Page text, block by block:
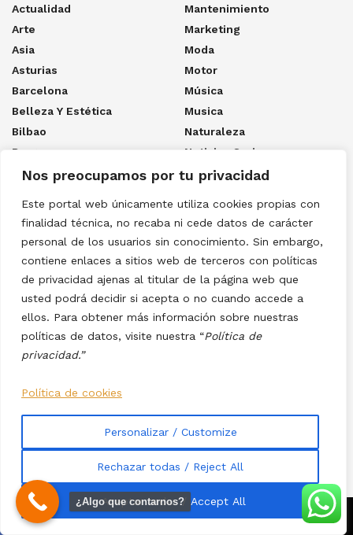
Nos preocupamos por tu privacidad
Este portal web únicamente utiliza cookies propias con
finalidad técnica, no recaba ni cede datos de carácter
personal de los usuarios sin conocimiento. Sin embargo,
contiene enlaces a sitios web de terceros con políticas
de privacidad ajenas al titular de la página web que
usted podrá decidir si acepta o no cuando accede a
ellos. Para obtener más información sobre nuestras
políticas de datos, visite nuestra “Política de
privacidad.”
Política de cookies
Personalizar / Customize
Rechazar todas / Reject All
Aceptar todas / Accept All
Actualidad
Arte
Asia
Asturias
Barcelona
Belleza Y Estética
Bilbao
Burgos
Casas Rurales
Cataluña
Construcción
Corrupción
Cultura
Deporte
Economía
Europa Del Este
Filosofía
Historia
Hogar
Humor
Mantenimiento
Marketing
Moda
Motor
Música
Musica
Naturaleza
Noticias Curiosas
Ocio
Prehistoria
Reformas
Regalos
Religión
Salud
Tecnología
Tendencias
Trabajo
Trabajo
Transporte
¿Algo que contarnos?